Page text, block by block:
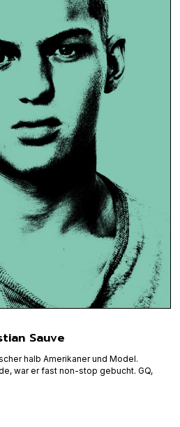
Sauve
halb Amerikaner und Model.
war er fast non-stop gebucht. GQ,